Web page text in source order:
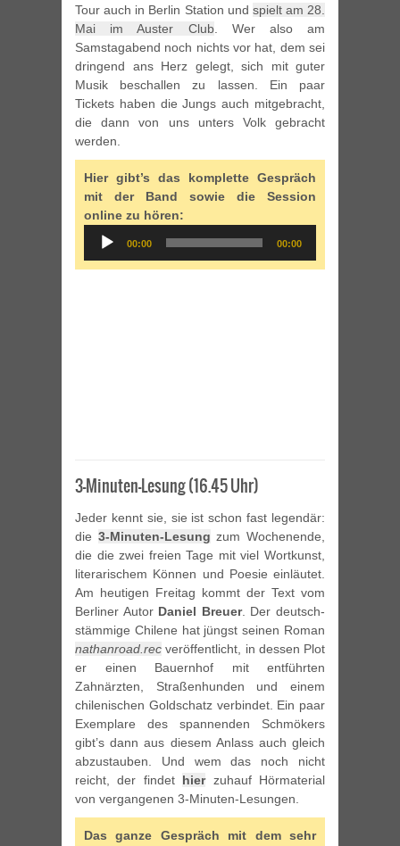
Tour auch in Berlin Station und spielt am 28.
Mai im Auster Club. Wer also am
Samstagabend noch nichts vor hat, dem sei
dringend ans Herz gelegt, sich mit guter
Musik beschallen zu lassen. Ein paar
Tickets haben die Jungs auch mitgebracht,
die dann von uns unters Volk gebracht
werden.
Hier gibt’s das komplette Gespräch
mit der Band sowie die Session
online zu hören:
Audio
Player
00:00 00:00
3-Minuten-Lesung (16.45 Uhr)
Jeder kennt sie, sie ist schon fast legendär:
die 3-Minuten-Lesung zum Wochenende,
die die zwei freien Tage mit viel Wortkunst,
literarischem Können und Poesie einläutet.
Am heutigen Freitag kommt der Text vom
Berliner Autor Daniel Breuer. Der deutsch-
stämmige Chilene hat jüngst seinen Roman
nathanroad.rec veröffentlicht, in dessen Plot
er einen Bauernhof mit entführten
Zahnärzten, Straßenhunden und einem
chilenischen Goldschatz verbindet. Ein paar
Exemplare des spannenden Schmökers
gibt’s dann aus diesem Anlass auch gleich
abzustauben. Und wem das noch nicht
reicht, der findet hierzuhauf Hörmaterial
von vergangenen 3-Minuten-Lesungen.
Das ganze Gespräch mit dem sehr